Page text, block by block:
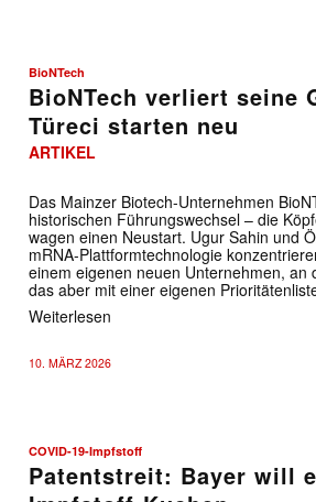
BioNTech
BioNTech verliert seine
Türeci starten neu
ARTIKEL
Das Mainzer Biotech-Unternehmen
historischen Führungswechsel – die
wagen einen Neustart. Ugur Sahin und
mRNA-Plattformtechnologie
einem eigenen neuen Unternehmen, an
das aber mit einer eigenen
Weiterlesen
10. MÄRZ 2026
COVID-19-Impfstoff
Patentstreit: Bayer will